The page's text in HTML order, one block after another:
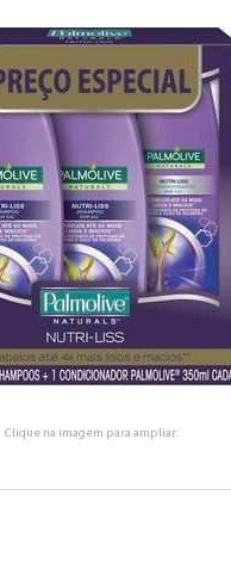
Clique na imagem para ampliar.